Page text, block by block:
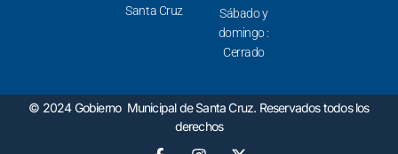
Santa Cruz
Sábado y
domingo :
Cerrado
© 2024 Gobierno Municipal de Santa Cruz. Reservados todos los
derechos